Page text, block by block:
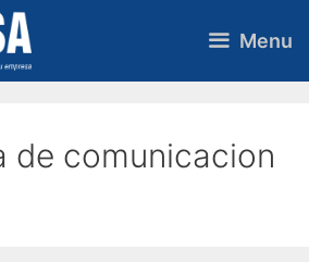
Menu
de comunicacion